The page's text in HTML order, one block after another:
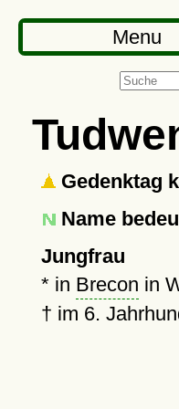
Menu
Gedenktag
Name
Jungfrau
* in Brecon in
† im 6.